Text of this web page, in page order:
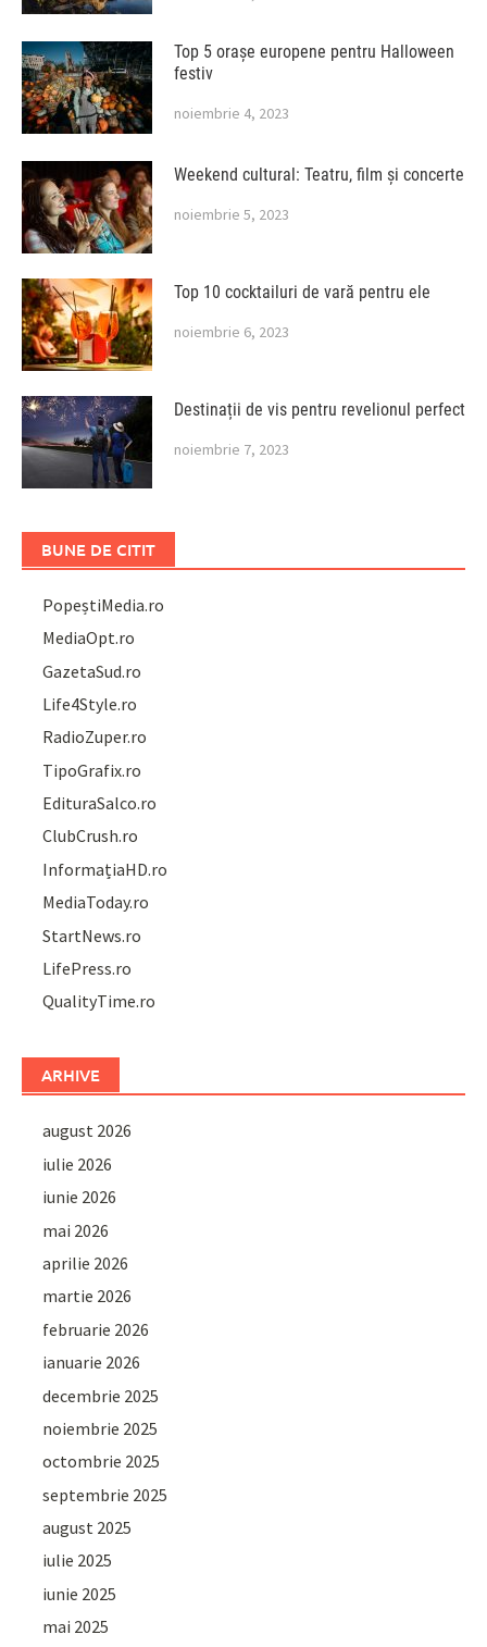
Top 5 orașe europene pentru Halloween
festiv
noiembrie 4, 2023
Weekend cultural: Teatru, film și concerte
noiembrie 5, 2023
Top 10 cocktailuri de vară pentru ele
noiembrie 6, 2023
Destinații de vis pentru revelionul perfect
noiembrie 7, 2023
BUNE DE CITIT
PopeștiMedia.ro
MediaOpt.ro
GazetaSud.ro
Life4Style.ro
RadioZuper.ro
TipoGrafix.ro
EdituraSalco.ro
ClubCrush.ro
InformațiaHD.ro
MediaToday.ro
StartNews.ro
LifePress.ro
QualityTime.ro
ARHIVE
august 2026
iulie 2026
iunie 2026
mai 2026
aprilie 2026
martie 2026
februarie 2026
ianuarie 2026
decembrie 2025
noiembrie 2025
octombrie 2025
septembrie 2025
august 2025
iulie 2025
iunie 2025
mai 2025